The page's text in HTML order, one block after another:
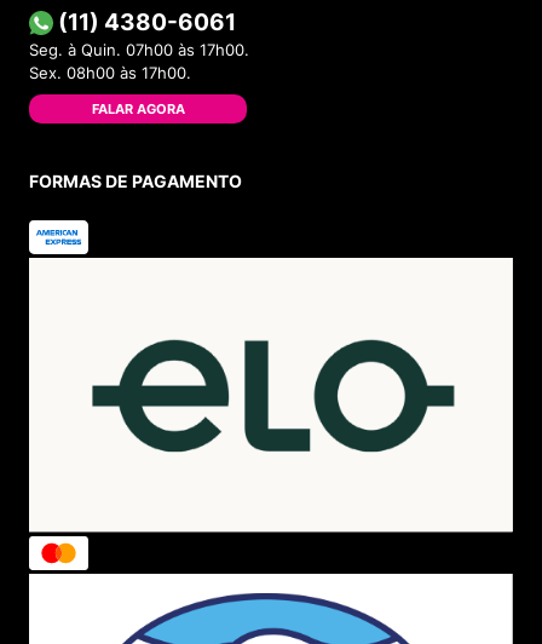
(11) 4380-6061
Seg. à Quin. 07h00 às 17h00.
Sex. 08h00 às 17h00.
FALAR AGORA
FORMAS DE PAGAMENTO